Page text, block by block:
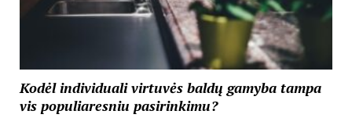
Kodėl individuali virtuvės baldų gamyba tampa
vis populiaresniu pasirinkimu?